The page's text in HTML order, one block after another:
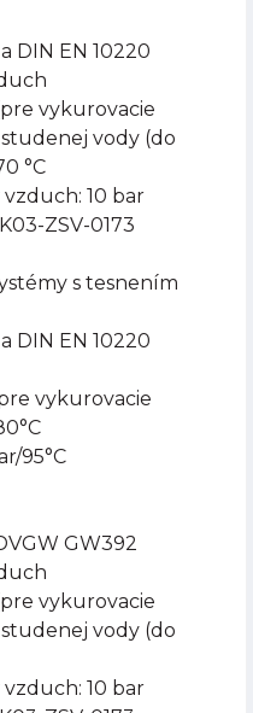
DIN EN 10220
vykurovacie
vody (do
°C
vzduch: 10 bar
ZSV-0173
s tesnením
DIN EN 10220
vykurovacie
95°C
GW392
vykurovacie
vody (do
vzduch: 10 bar